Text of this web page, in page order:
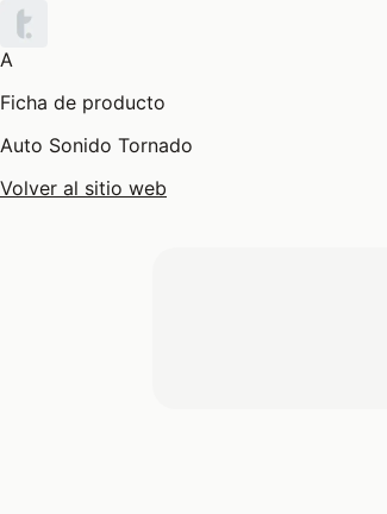
A
Ficha de producto
Auto Sonido Tornado
Volver al sitio web